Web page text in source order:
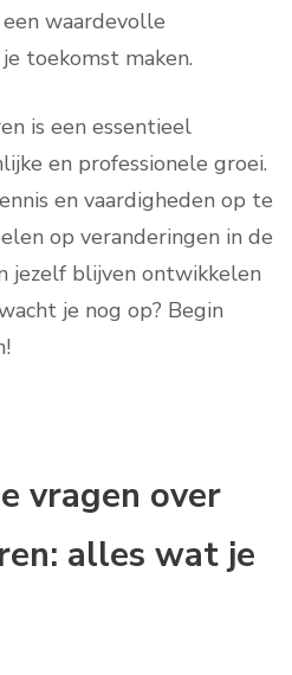
waardevolle
toekomst maken.
is een essentieel
en professionele groei.
en vaardigheden op te
op veranderingen in de
jezelf blijven ontwikkelen
je nog op? Begin
vragen over
alles wat je